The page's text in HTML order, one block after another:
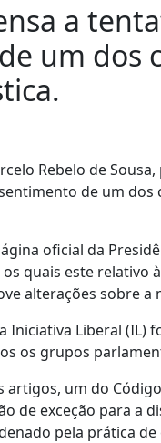
a
um dos
Rebelo de
de um
oficial da
quais este
alterações sobre a
Liberal (IL)
os grupos
um do
de exceção para a
pela prática